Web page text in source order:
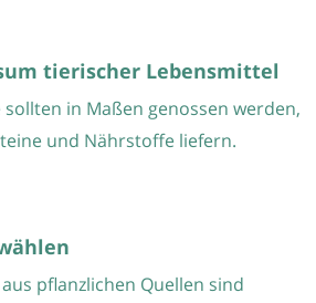
tierischer Lebensmittel
in Maßen genossen werden,
und Nährstoffe liefern.
pflanzlichen Quellen sind